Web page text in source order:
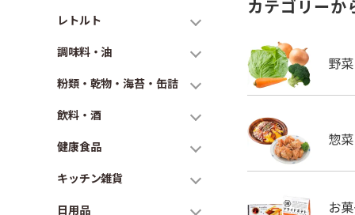
レトルト
調味料・油
粉類・乾物・海苔・缶詰
飲料・酒
健康食品
キッチン雑貨
日用品
カテゴリーか